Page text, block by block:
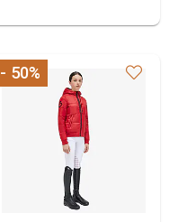
- 50%